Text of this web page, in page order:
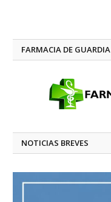
FARMACIA DE GUARDIA
NOTICIAS BREVES